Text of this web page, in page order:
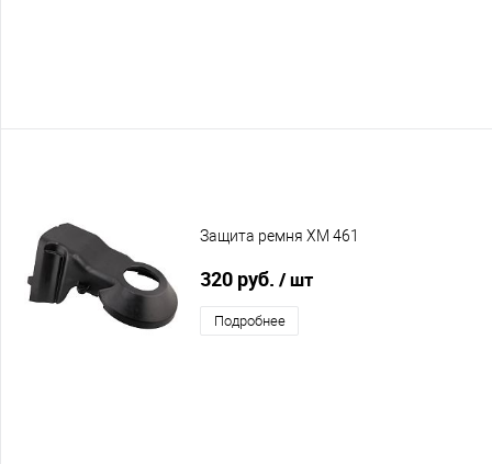
Защита ремня XM 461
320 руб. / шт
Подробнее